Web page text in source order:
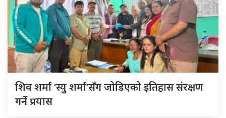
शिव शर्मा ‘स्यु शर्मा’सँग जोडिएको इतिहास संरक्षण
गर्ने प्रयास